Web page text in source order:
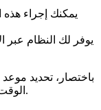
يوفر لك النظام عبر
باختصار، تحديد موعد
الوقت. إنها حل عملي وفعال لزياراتك إلى المحافظة.